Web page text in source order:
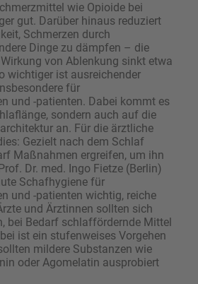
wie Opioide bei
gut. Darüber hinaus reduziert
Schmerzen durch
Dinge zu dämpfen – die
von Ablenkung sinkt etwa
wichtiger ist ausreichender
für
und -patienten. Dabei kommt es
sondern auch auf die
an. Für die ärztliche
Gezielt nach dem Schlaf
Maßnahmen ergreifen, um ihn
Dr. med. Ingo Fietze (Berlin)
Schafhygiene für
und -patienten wichtig, reiche
und Ärztinnen sollten sich
bei Bedarf schlaffördernde Mittel
ist ein stufenweises Vorgehen
mildere Substanzen wie
oder Agomelatin ausprobiert